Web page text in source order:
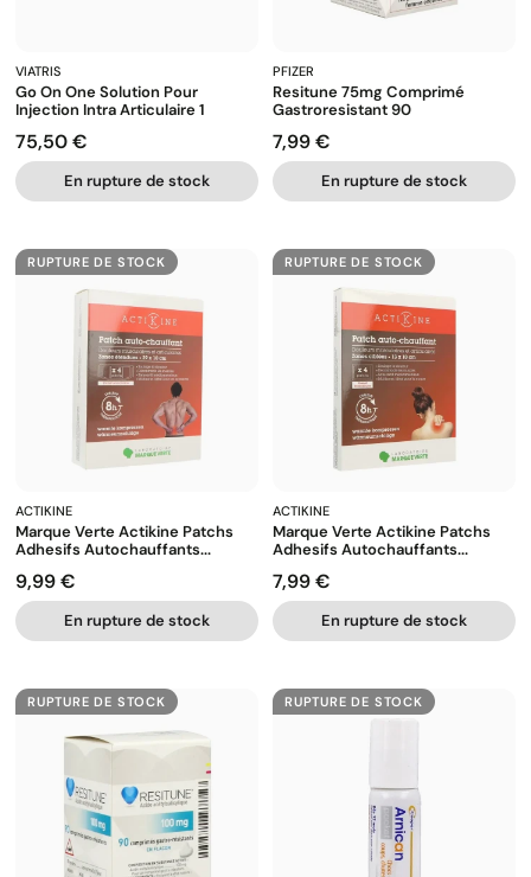
VIATRIS
Go On One Solution Pour
Injection Intra Articulaire 1
Prix
75,50 €
En rupture de stock
PFIZER
Resitune 75mg Comprimé
Gastroresistant 90
Prix
7,99 €
En rupture de stock
RUPTURE DE STOCK
ACTIKINE
Marque Verte Actikine Patchs
Adhesifs Autochauffants...
Prix
9,99 €
En rupture de stock
RUPTURE DE STOCK
ACTIKINE
Marque Verte Actikine Patchs
Adhesifs Autochauffants...
Prix
7,99 €
En rupture de stock
RUPTURE DE STOCK RUPTURE DE STOCK